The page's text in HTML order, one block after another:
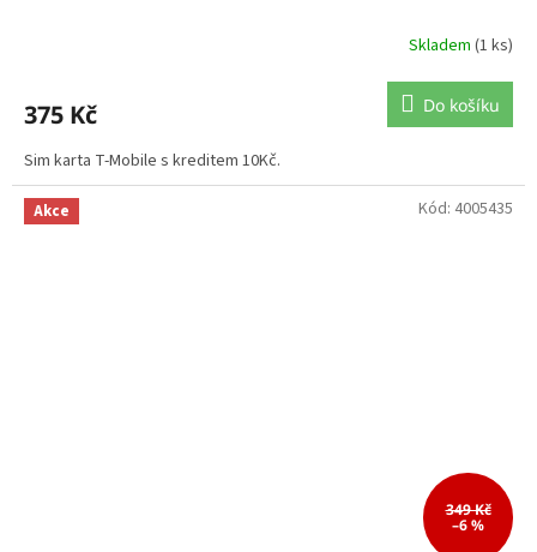
Skladem (1 ks)
375 Kč Do košíku
Sim karta T-Mobile s kreditem 10Kč.
Akce
349 Kč
–6 %
Kód: 4005435